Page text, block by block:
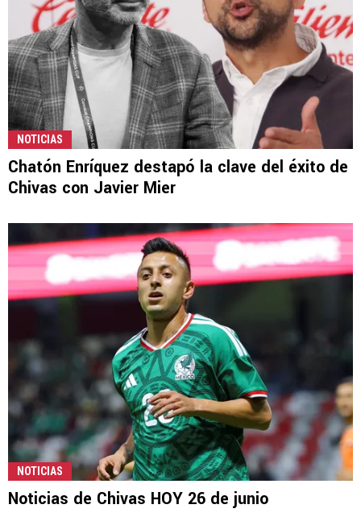
NOTICIAS
Chatón Enríquez destapó la clave del éxito de
Chivas con Javier Mier
NOTICIAS
Noticias de Chivas HOY 26 de junio